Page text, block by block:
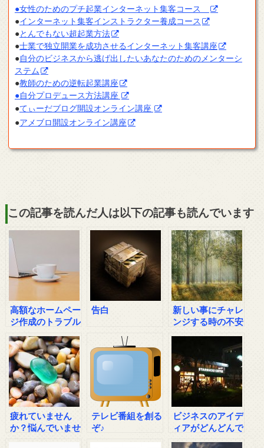
●女性のためのプチ起業インターネット集客コース
●インターネット集客インストラクター養成コース
●とんでもない超起業方法
●士業で独立開業を成功させるインターネット集客講座
●自分のビジネスから逃げ出したいあなたのためのメンターシ
ステム
●教師のための逆転起業講座
●自分プロデュース方法講座
●てぃーだブログ開設オンライン講座
●アメブロ開設オンライン講座
この記事を読んだ人は以下の記事も読んでいます
高額なホームペー
ジ作成のトラブル
告白
新しい事にチャレ
ンジする時の不安
疲れていません
か？悩んでいませ
テレビ番組を創る
ぞ♪
ビジネスのアイデ
ィアがどんどんで